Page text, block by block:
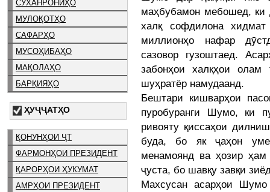
СУХАНРОНИҲО
МУЛОҚОТҲО
САФАРҲО
МУСОҲИБАҲО
МАҚОЛАҲО
БАРҚИЯҲО
ҲУҶҶАТҲО
ҚОНУНҲОИ ҶТ
ФАРМОНҲОИ ПРЕЗИДЕНТ
ҚАРОРҲОИ ҲУКУМАТ
АМРҲОИ ПРЕЗИДЕНТ
маҳбубамон мебошед, ки
халқ софдилона
миллионҳо нафар
сазовор гузоштаед.
забонҳои халқҳои
шуҳратёр намудаанд.
Бештари кишварҳои
пуробуранги Шумо, ки
ривояту қиссаҳои
буда, бо як ҷаҳон
менамоянд ва ҳозир
ҷуста, бо шавқу завқи
Махсусан асарҳои